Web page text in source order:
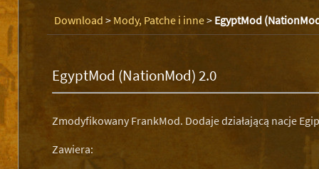
Download > Mody, Patche i inne> EgyptMod
EgyptMod (NationMod) 2.0
Zmodyfikowany FrankMod. Dodaje działającą nacje
Zawiera: